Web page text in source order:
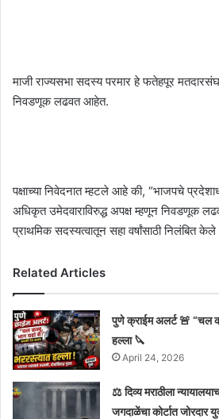
माजी राज्यसभा सदस्य परमार हे फतेहपूर
निवडणूक लढवत आहेत.
पक्षाच्या निवेदनात म्हटले आहे की, “भाजपचे
अधिकृत उमेदवाराविरुद्ध अपक्ष म्हणून निवडणूक
प्राथमिक सदस्यत्वातून सहा वर्षांसाठी निलंबित
Related Articles
पुणे क्राईम अलर्ट 🚨 “चल
हल्ला 🔪
April 24, 2026
⚖️ दिव्य मराठीला
जगदाळेंचा कोर्टात